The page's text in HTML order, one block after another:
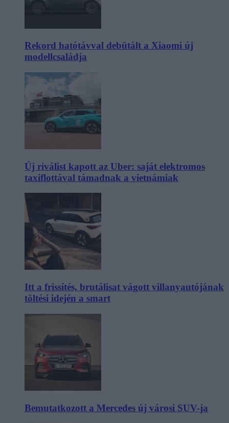
Rekord hatótávval debütált a Xiaomi új
modellcsaládja
Új riválist kapott az Uber: saját elektromos
taxiflottával támadnak a vietnámiak
Itt a frissítés, brutálisat vágott villanyautójának
töltési idején a smart
Bemutatkozott a Mercedes új városi SUV-ja